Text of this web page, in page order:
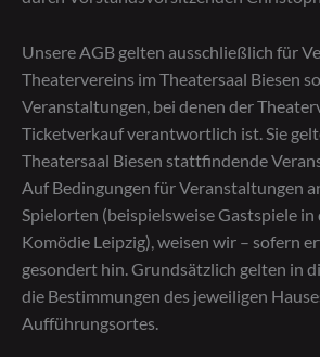
Unsere AGB gelten ausschließlich für
Theatervereins im Theatersaal Biesen
Veranstaltungen, bei denen der
Ticketverkauf verantwortlich ist. Sie
Theatersaal Biesen stattfindende
Auf Bedingungen für Veranstaltungen
Spielorten (beispielsweise Gastspiele
Komödie Leipzig), weisen wir – sofern
gesondert hin. Grundsätzlich gelten in
die Bestimmungen des jeweiligen
Aufführungsortes.